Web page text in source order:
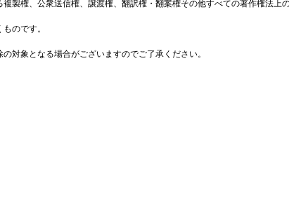
製権、公衆送信権、譲渡権、翻訳権・翻案権その他すべての著作権法
のです。
対象となる場合がございますのでご了承ください。